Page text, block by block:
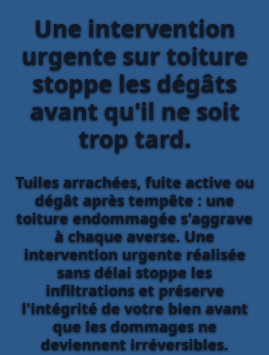
Une intervention
urgente sur toiture
stoppe les dégâts
avant qu'il ne soit
trop tard.
Tuiles arrachées, fuite active ou
dégât après tempête : une
toiture endommagée s'aggrave
à chaque averse. Une
intervention urgente réalisée
sans délai stoppe les
infiltrations et préserve
l'intégrité de votre bien avant
que les dommages ne
deviennent irréversibles.